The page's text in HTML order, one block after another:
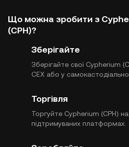
Що можна зробити з
(CPH)?
Зберігайте
Зберігайте свої Cypherium
CEX або у
Торгівля
Торгуйте Cypherium (CPH) на
підтримуваних платформах.